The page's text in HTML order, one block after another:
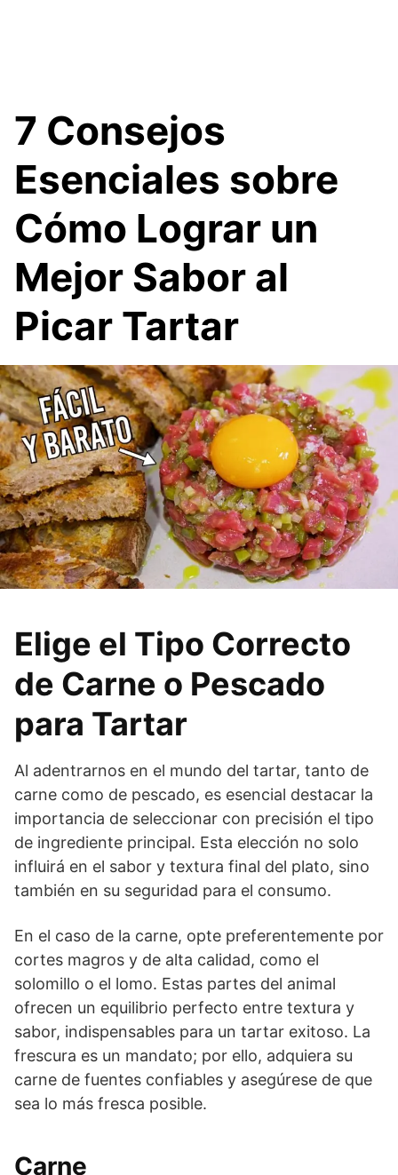
7 Consejos
Esenciales sobre
Cómo Lograr un
Mejor Sabor al
Picar Tartar
Elige el Tipo Correcto
de Carne o Pescado
para Tartar
Al adentrarnos en el mundo del tartar, tanto de
carne como de pescado, es esencial destacar la
importancia de seleccionar con precisión el tipo
de ingrediente principal. Esta elección no solo
influirá en el sabor y textura final del plato, sino
también en su seguridad para el consumo.
En el caso de la carne, opte preferentemente por
cortes magros y de alta calidad, como el
solomillo o el lomo. Estas partes del animal
ofrecen un equilibrio perfecto entre textura y
sabor, indispensables para un tartar exitoso. La
frescura es un mandato; por ello, adquiera su
carne de fuentes confiables y asegúrese de que
sea lo más fresca posible.
Carne